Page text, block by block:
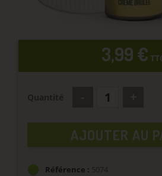
3,99 €
AJOUTER AU
Référence : 5074